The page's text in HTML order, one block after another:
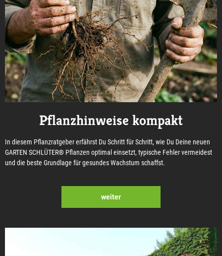
Pflanzhinweise kompakt
In diesem Pflanzratgeber erfährst Du Schritt für Schritt, wie Du Deine neuen
GARTEN SCHLÜTER® Pflanzen optimal einsetzt, typische Fehler vermeidest
und die beste Grundlage für gesundes Wachstum schaffst.
weiter